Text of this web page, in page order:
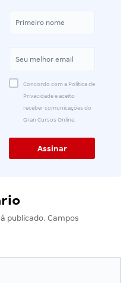
Concordo com a Política de
Privacidade e aceito
receber comunicações do
Gran Cursos Online.
publicado. Campos